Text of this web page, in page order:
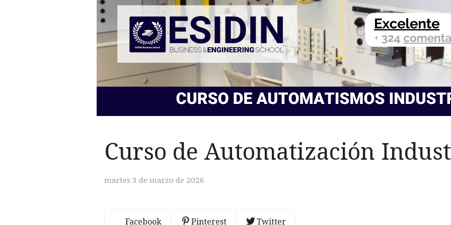
Curso de Automatización
martes 3 de marzo de 2026
Facebook Pinterest Twitter